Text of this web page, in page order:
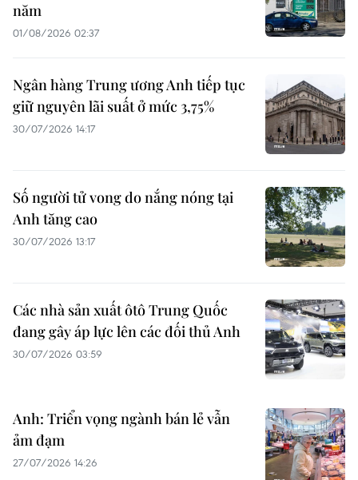
năm
01/08/2026 02:37
Ngân hàng Trung ương Anh tiếp tục
giữ nguyên lãi suất ở mức 3,75%
30/07/2026 14:17
Số người tử vong do nắng nóng tại
Anh tăng cao
30/07/2026 13:17
Các nhà sản xuất ôtô Trung Quốc
đang gây áp lực lên các đối thủ Anh
30/07/2026 03:59
Anh: Triển vọng ngành bán lẻ vẫn
ảm đạm
27/07/2026 14:26